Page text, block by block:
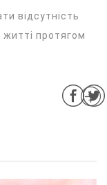
відсутність
протягом